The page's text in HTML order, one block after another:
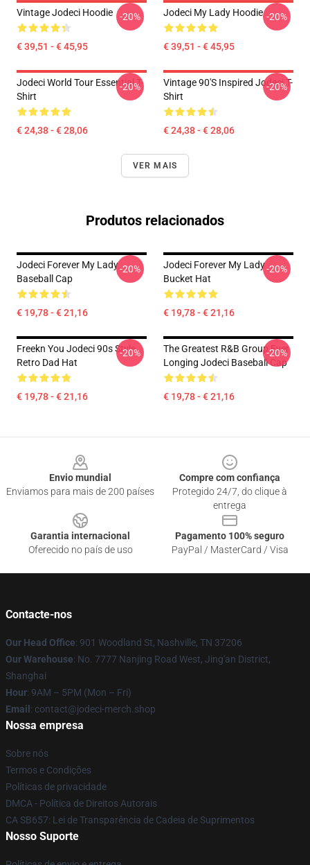
Vintage Jodeci Hoodie
€ 39,51 - € 45,95
-20% Jodeci My Lady Hoodie
€ 39,51 - € 45,95
-20%
Jodeci World Tour Essential T-
Shirt
€ 24,38 - € 28,06
-20%
Vintage 90's Inspired Jodeci T-
Shirt
€ 24,38 - € 28,06
-20%
VER MAIS
Produtos relacionados
Jodeci Forever My Lady
Baseball Cap
€ 19,78 - € 21,16
-20%
Jodeci Forever My Lady
Bucket Hat
€ 19,78 - € 21,16
-20%
Freekn You Jodeci 90s Style
Retro Dad Hat
€ 19,78 - € 21,16
-20%
The Greatest R&B Group Ever
Longing Jodeci Baseball Cap
€ 19,78 - € 21,16
-20%
Envio mundial
Enviamos para mais de 200 países
Compre com confiança
Protegido 24/7, do clique à
entrega
Garantia internacional
Oferecido no país de uso
Pagamento 100% seguro
PayPal / MasterCard / Visa
Contacte-nos
Our Head Office: 901 Woodland St, Nashville, TN 37206
Our Warehouse: No. 7777 Nanjing Road West, Jing'an District,
Shanghai
Hour: 9AM – 5PM (Mon – Fri)
Email : contact@jodeci-merch.shop
Nossa empresa
Sobre nós
Termos e Condições
Políticas de privacidade
DMCA - Política de Direitos Autorais
CA SB657: Lei de Transparência de Cadeia de Suprimentos
Nosso Suporte